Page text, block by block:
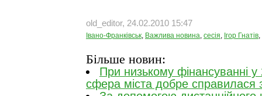
old_editor, 24.02.2010 15:47
Івано-Франківськ, Важлива новина, сесія, Ігор Гнатів,
Більше новин:
При низькому фінансуванні
сфера міста добре